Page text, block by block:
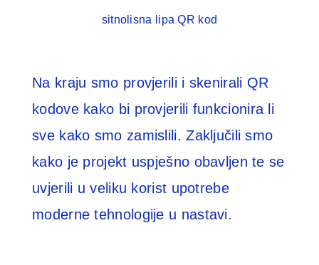
sitnolisna lipa QR kod
Na kraju smo provjerili i skenirali QR
kodove kako bi provjerili funkcionira li
sve kako smo zamislili. Zaključili smo
kako je projekt uspješno obavljen te se
uvjerili u veliku korist upotrebe
moderne tehnologije u nastavi.